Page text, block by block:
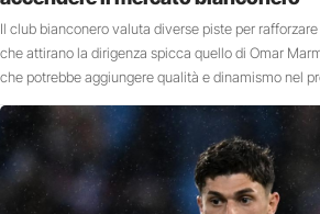
Il club bianconero valuta diverse piste per
che attirano la dirigenza spicca quello di Omar
che potrebbe aggiungere qualità e dinamismo nel